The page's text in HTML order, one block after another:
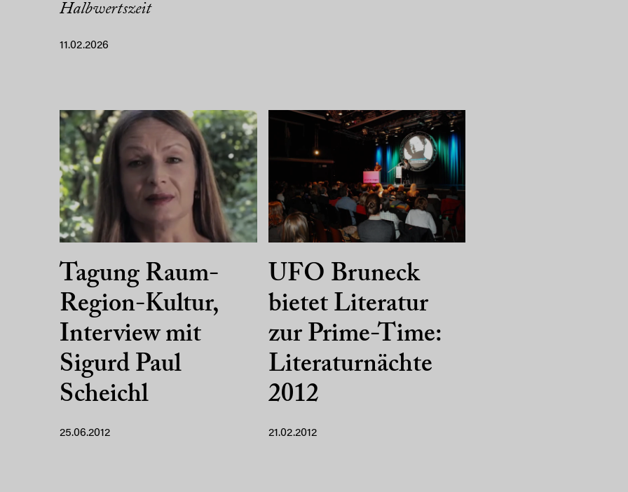
Halbwertszeit
11.02.2026
Tagung Raum-
Region-Kultur,
Interview mit
Sigurd Paul
Scheichl
25.06.2012
UFO Bruneck
bietet Literatur
zur Prime-Time:
Literaturnächte
2012
21.02.2012